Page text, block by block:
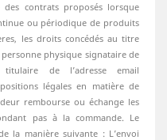
contrats proposés lorsque
ou périodique de produits
les droits concédés au titre
physique signataire de
de l’adresse email
légales en matière de
rembourse ou échange les
pas à la commande. Le
la manière suivante : L’envoi